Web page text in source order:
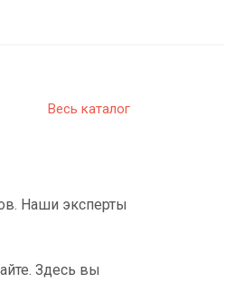
Весь каталог
Наши эксперты
Здесь вы